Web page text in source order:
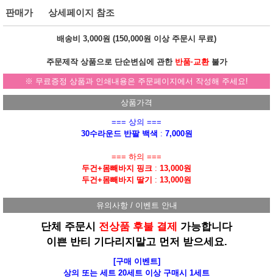
판매가 상세페이지 참조
배송비 3,000원 (150,000원 이상 주문시 무료)
주문제작 상품으로 단순변심에 관한 반품·교환불가
※ 무료증정 상품과 인쇄내용은 주문페이지에서 작성해 주세요!
상품가격
=== 상의 ===
30수라운드 반팔 백색 : 7,000원
=== 하의 ===
두건+몸빼바지 핑크 : 13,000원
두건+몸빼바지 딸기
: 13,000원
유의사항 / 이벤트 안내
단체 주문시 전상품 후불 결제
가능합니다
이쁜 반티 기다리지말고 먼저 받으세요.
[구매 이벤트]
상의 또는 세트 20세트 이상 구매시 1세트